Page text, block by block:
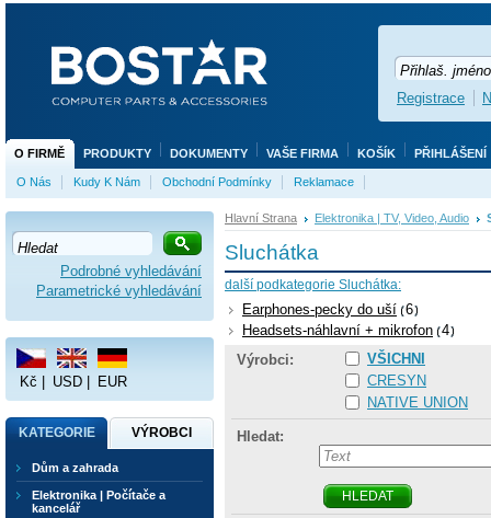
Hlavní Strana Elektronika | TV, Video, Audio
Sluchátka
další podkategorie Sluchátka:
Earphones-pecky do uší 6
Headsets-náhlavní + mikrofon 4
Výrobci:
VŠICHNI
CRESYN
NATIVE UNION
Hledat:
HLEDAT
Podrobné vyhledávání
Parametrické vyhledávání
Kč USD EUR
KATEGORIE VÝROBCI
Dům a zahrada
Elektronika | Počítače a
kancelář
O FIRMĚ PRODUKTY DOKUMENTY VAŠE FIRMA KOŠÍK PŘIHLÁŠENÍ
O Nás Kudy K Nám Obchodní Podmínky Reklamace
Registrace